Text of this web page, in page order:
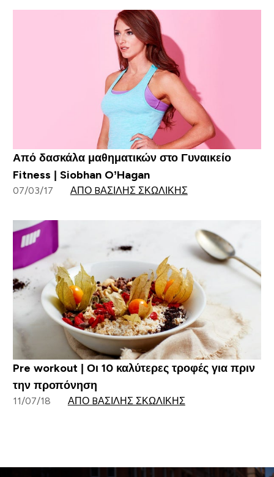
Από δασκάλα μαθηματικών στο Γυναικείο
Fitness | Siobhan O’Hagan
07/03/17 ΑΠΌ BΑΣΊΛΗΣ ΣΚΩΛΊΚΗΣ
Pre workout | Οι 10 καλύτερες τροφές για πριν
την προπόνηση
11/07/18 ΑΠΌ BΑΣΊΛΗΣ ΣΚΩΛΊΚΗΣ